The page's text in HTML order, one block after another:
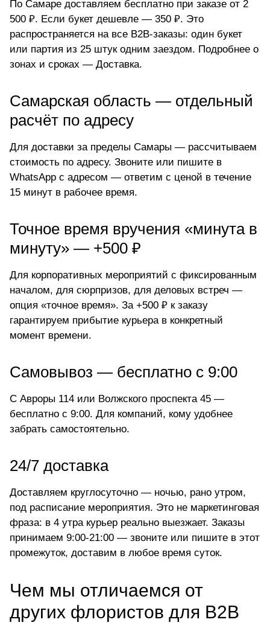
По Самаре доставляем бесплатно при заказе от 2
500 ₽. Если букет дешевле — 350 ₽. Это
распространяется на все B2B-заказы: один букет
или партия из 25 штук одним заездом. Подробнее о
зонах и сроках — Доставка.
Самарская область — отдельный
расчёт по адресу
Для доставки за пределы Самары — рассчитываем
стоимость по адресу. Звоните или пишите в
WhatsApp с адресом — ответим с ценой в течение
15 минут в рабочее время.
Точное время вручения «минута в
минуту» — +500 ₽
Для корпоративных мероприятий с фиксированным
началом, для сюрпризов, для деловых встреч —
опция «точное время». За +500 ₽ к заказу
гарантируем прибытие курьера в конкретный
момент времени.
Самовывоз — бесплатно с 9:00
С Авроры 114 или Волжского проспекта 45 —
бесплатно с 9:00. Для компаний, кому удобнее
забрать самостоятельно.
24/7 доставка
Доставляем круглосуточно — ночью, рано утром,
под расписание мероприятия. Это не маркетинговая
фраза: в 4 утра курьер реально выезжает. Заказы
принимаем 9:00-21:00 — звоните или пишите в этот
промежуток, доставим в любое время суток.
Чем мы отличаемся от
других флористов для B2B